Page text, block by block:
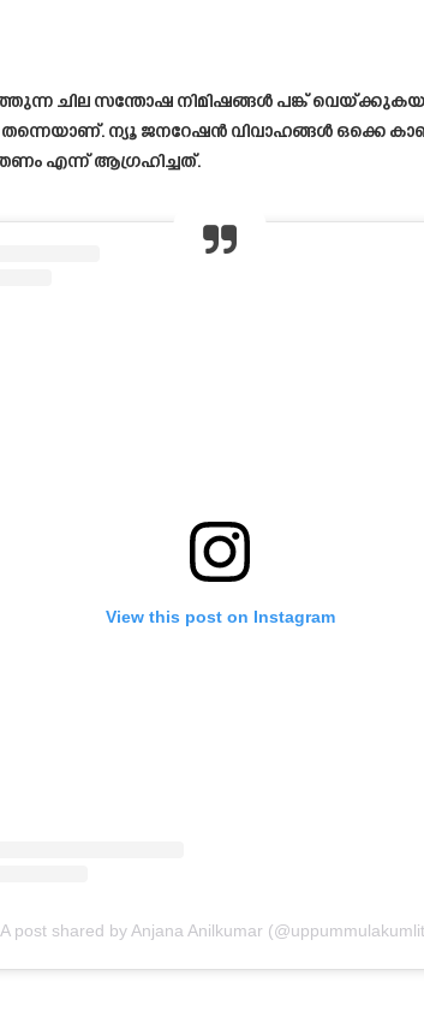
ചില സന്തോഷ നിമിഷങ്ങൾ പങ്ക്
ന്യൂ ജനറേഷൻ വിവാഹങ്ങൾ ഒക്കെ
എന്ന് ആഗ്രഹിച്ചത്.
View this post on Instagram
A post shared by Anjana Anilkumar